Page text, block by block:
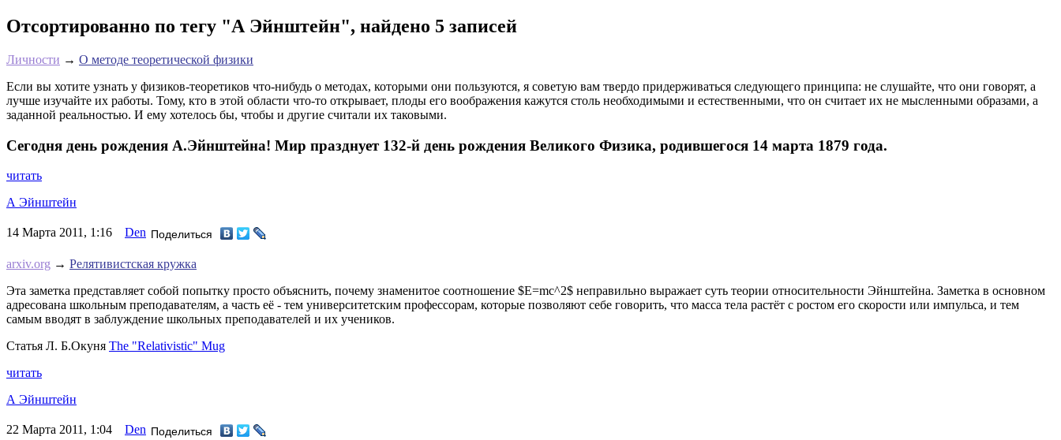
Отсортированно по тегу "А Эйнштейн", найдено 5 записей
Личности → О методе теоретической физики
Если вы хотите узнать у физиков-теоретиков что-нибудь о методах, которыми они пользуются, я советую вам твердо придерживаться следующего принципа: не слушайте, что они говорят, а
лучше изучайте их работы. Тому, кто в этой области что-то открывает, плоды его воображения кажутся столь необходимыми и естественными, что он считает их не мысленными образами, а
заданной реальностью. И ему хотелось бы, чтобы и другие считали их таковыми.
Сегодня день рождения А.Эйнштейна! Мир празднует 132-й день рождения Великого Физика, родившегося 14 марта 1879 года.
читать
А Эйнштейн
14 Марта 2011, 1:16 Den Поделиться
arxiv.org → Релятивистская кружка
Эта заметка представляет собой попытку просто объяснить, почему знаменитое соотношение $E=mc^2$ неправильно выражает суть теории относительности Эйнштейна. Заметка в основном
адресована школьным преподавателям, а часть её - тем университетским профессорам, которые позволяют себе говорить, что масса тела растёт с ростом его скорости или импульса, и тем
самым вводят в заблуждение школьных преподавателей и их учеников.
Статья Л. Б.Окуня The "Relativistic" Mug
читать
А Эйнштейн
22 Марта 2011, 1:04 Den Поделиться